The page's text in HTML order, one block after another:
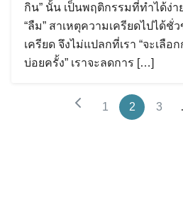
กิน” นั้น เป็นพฤติกรรมที่ทำได้ง่า
“ลืม” สาเหตุความเครียดไปได้ชั่
เครียด จึงไม่แปลกที่เรา “จะเลื
บ่อยครั้ง” เราจะลดการ […]
1 2 3